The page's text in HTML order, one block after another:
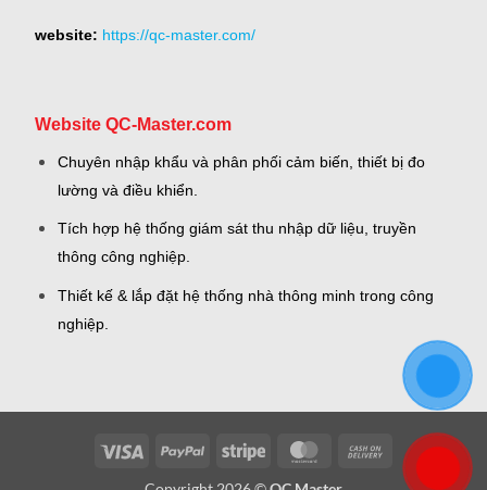
website: https://qc-master.com/
Website QC-Master.com
Chuyên nhập khẩu và phân phối cảm biến, thiết bị đo
lường và điều khiển.
Tích hợp hệ thống giám sát thu nhập dữ liệu, truyền
thông công nghiệp.
Thiết kế & lắp đặt hệ thống nhà thông minh trong công
nghiệp.
Visa PayPal Stripe MasterCardCash
On